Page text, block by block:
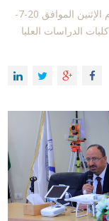
نظمت جامعة النجاح الوطنية اليوم الإثنين الموافق 20-7-
الدراسات العليا